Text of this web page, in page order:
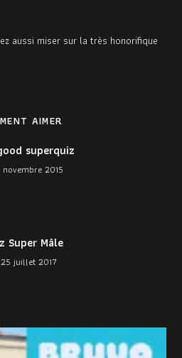
aussi miser sur la très honorifique
AIMER
superquiz
novembre 2015
Super Mâle
25 juillet 2017